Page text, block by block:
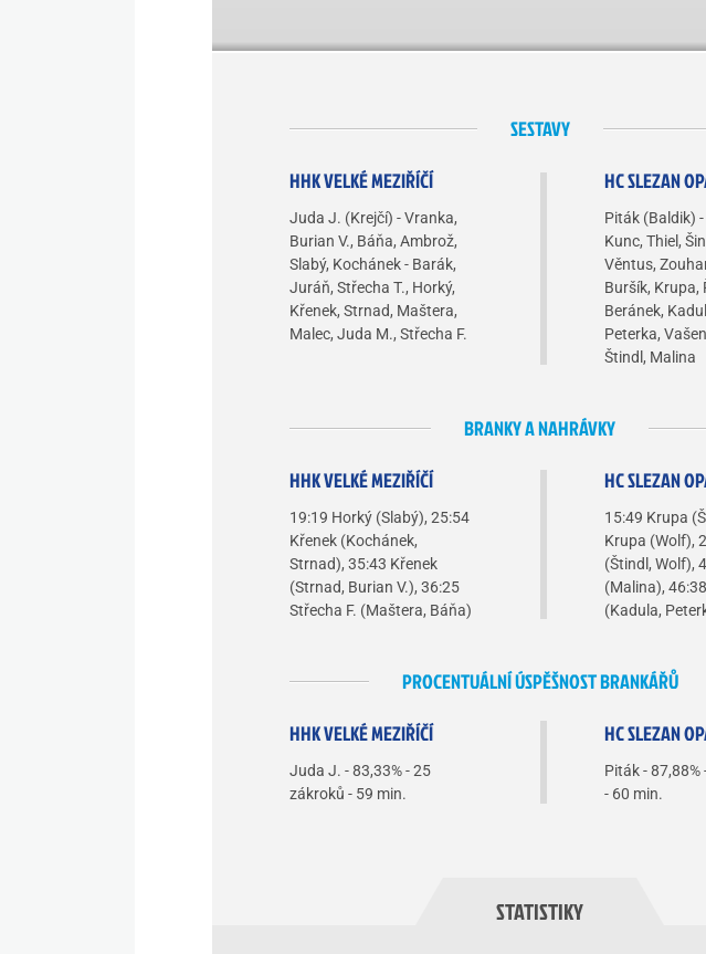
SESTAVY
HHK VELKÉ MEZIŘÍČÍ
Juda J. (Krejčí) - Vranka,
Burian V., Báňa, Ambrož,
Slabý, Kochánek - Barák,
Juráň, Střecha T., Horký,
Křenek, Strnad, Maštera,
Malec, Juda M., Střecha F.
HC SLEZAN
Piták (Baldik)
Kunc, Thiel,
Věntus,
Buršík, Krupa,
Beránek,
Peterka,
Štindl, Malina
BRANKY A NAHRÁVKY
HHK VELKÉ MEZIŘÍČÍ
19:19 Horký (Slabý), 25:54
Křenek (Kochánek,
Strnad), 35:43 Křenek
(Strnad, Burian V.), 36:25
Střecha F. (Maštera, Báňa)
HC SLEZAN
15:49 Krupa
Krupa (Wolf),
(Štindl, Wolf),
(Malina),
(Kadula,
PROCENTUÁLNÍ ÚSPĚŠNOST BRANKÁŘŮ
HHK VELKÉ MEZIŘÍČÍ
Juda J. - 83,33% - 25
zákroků - 59 min.
HC SLEZAN
Piták - 87,88%
- 60 min.
STATISTIKY